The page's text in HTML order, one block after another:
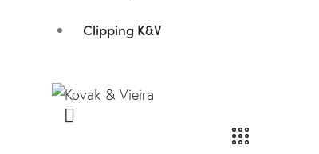
Clipping K&V